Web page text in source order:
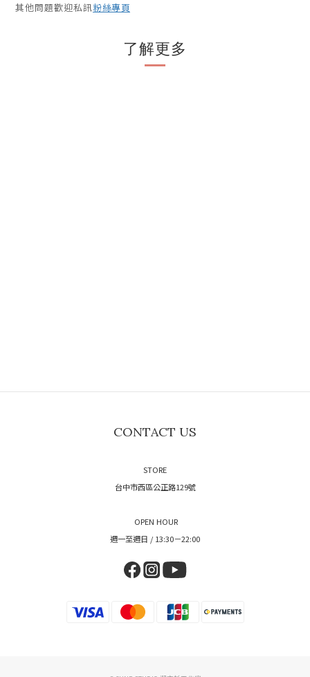
其他問題歡迎私訊粉絲專頁
了解更多
CONTACT US
STORE
台中市西區公正路129號
OPEN HOUR
週一至週日 / 13:30－22:00